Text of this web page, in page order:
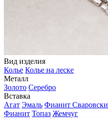
Вид изделия
Колье Колье на леске
Металл
Золото Серебро
Вставка
Агат Эмаль Фианит Сваровски
Фианит Топаз Жемчуг